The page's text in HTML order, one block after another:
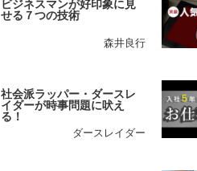
ビジネスマンが好印象に見
せる７つの技術
森井良行
社会派ラッパー・ダースレ
イダーが時事問題に吠え
る！
ダースレイダー